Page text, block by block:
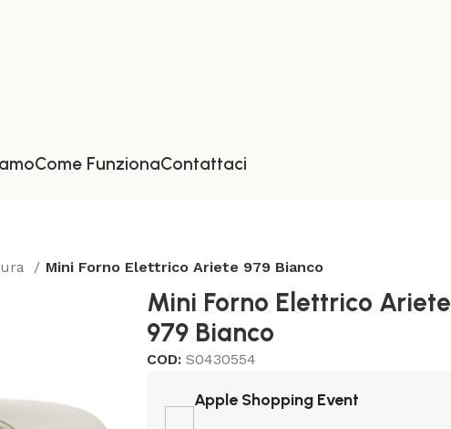
Come FunzionaContattaci
Mini Forno Elettrico Ariete 979 Bianco
Mini Forno Elettrico Ariete
979 Bianco
COD: S0430554
Apple Shopping Event